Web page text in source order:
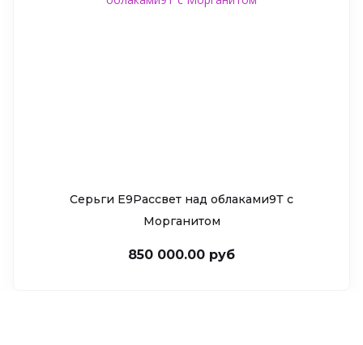
Серьги Е9Рассвет над облаками9Т c
Морганитом
850 000.00 руб